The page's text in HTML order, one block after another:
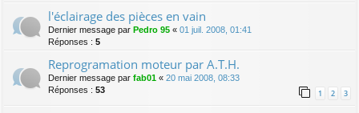
l'éclairage des pièces en vain
Dernier message par Pedro 95 « 01 juil. 2008, 01:41
Réponses : 5
Reprogramation moteur par A.T.H.
Dernier message par fab01 « 20 mai 2008, 08:33
Réponses : 53 1 2 3